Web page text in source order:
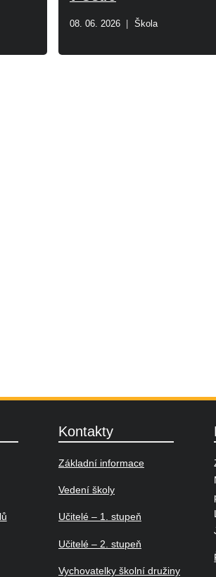
08. 06. 2026 Škola
Kontakty
Základní informace
Vedení školy
Učitelé – 1. stupeň
Učitelé – 2. stupeň
Vychovatelky školní družiny